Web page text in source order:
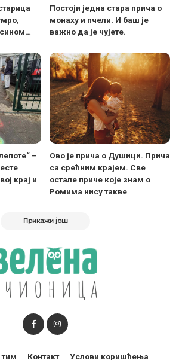
Постоји једна стара прича о
монаху и пчели. И баш је
важно да је чујете.
–
крај и
Ово је прича о Душици. Прича
са срећним крајем. Све
остале приче које знам о
Ромима нису такве
Прикажи још
Контакт Услови коришћења